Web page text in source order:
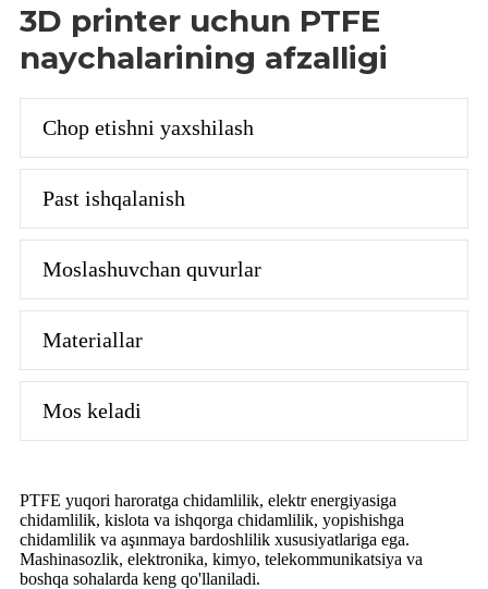
3D printer uchun PTFE
naychalarining afzalligi
Chop etishni yaxshilash
Past ishqalanish
Moslashuvchan quvurlar
Materiallar
Mos keladi
PTFE yuqori haroratga chidamlilik, elektr energiyasiga
chidamlilik, kislota va ishqorga chidamlilik, yopishishga
chidamlilik va aşınmaya bardoshlilik xususiyatlariga ega.
Mashinasozlik, elektronika, kimyo, telekommunikatsiya va
boshqa sohalarda keng qo'llaniladi.